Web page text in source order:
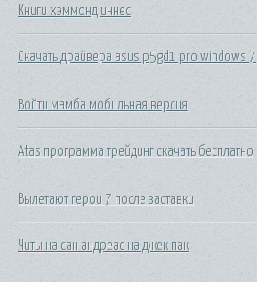
Книги хэммонд иннес
Скачать драйвера asus p5gd1 pro windows 7
Войти мамба мобильная версия
Atas программа трейдинг скачать бесплатно
Вылетают герои 7 после заставки
Читы на сан андреас на джек пак